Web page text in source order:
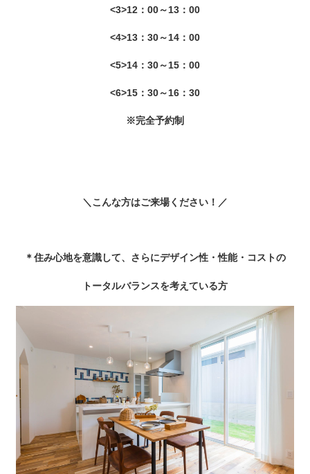
<3>12：00～13：00
<4>13：30～14：00
<5>14：30～15：00
<6>15：30～16：30
※完全予約制
＼こんな方はご来場ください！／
＊住み心地を意識して、さらにデザイン性・性能・コストの
トータルバランスを考えている方